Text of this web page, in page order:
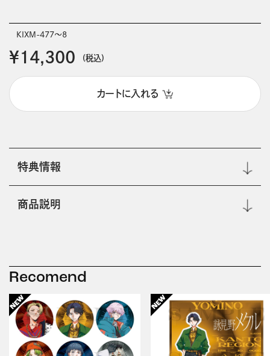
KIXM-477～8
￥14,300 (税込)
カートに入れる
特典情報
商品説明
Recomend